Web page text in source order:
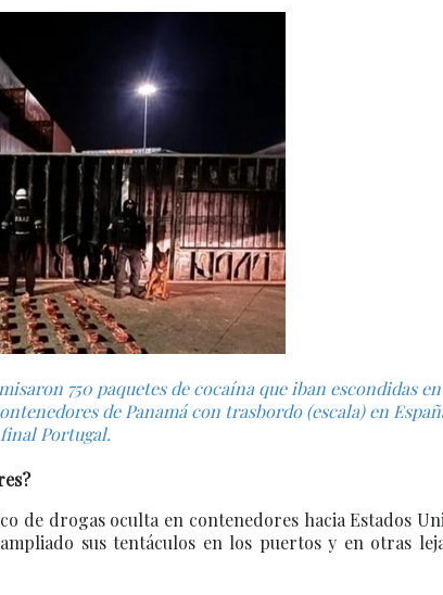
750 paquetes de cocaína que iban escondidas en
de Panamá con trasbordo (escala) en
Portugal.
de drogas oculta en contenedores hacia Estados
sus tentáculos en los puertos y en otras